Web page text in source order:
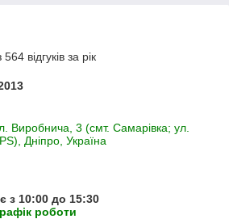
відгуків за рік
Виробнича, 3 (смт. Самарівка; ул.
Дніпро, Україна
з 10:00 до 15:30
роботи